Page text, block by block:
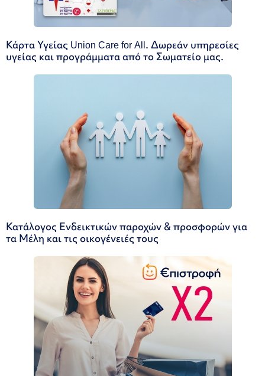
Κάρτα Υγείας Union Care for All. Δωρεάν υπηρεσίες
υγείας και προγράμματα από το Σωματείο μας.
Κατάλογος Ενδεικτικών παροχών & προσφορών για
τα Μέλη και τις οικογένειές τους